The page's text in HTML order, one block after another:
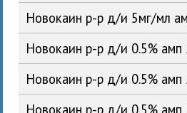
Новокаин р-р д/и 5мг/мл
Новокаин р-р д/и 0.5%
Новокаин р-р д/и 0.5%
Новокаин р-р д/и 0.5%